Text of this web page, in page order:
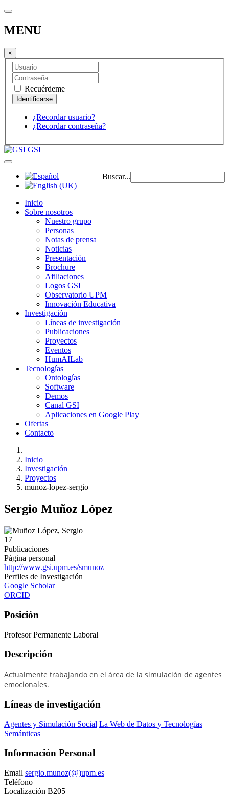
MENU
×
Recuérdeme
¿Recordar usuario?
¿Recordar contraseña?
GSI
Buscar...
Inicio
Sobre nosotros
Nuestro grupo
Personas
Notas de prensa
Noticias
Presentación
Brochure
Afiliaciones
Logos GSI
Observatorio UPM
Innovación Educativa
Investigación
Líneas de investigación
Publicaciones
Proyectos
Eventos
HumAILab
Tecnologías
Ontologías
Software
Demos
Canal GSI
Aplicaciones en Google Play
Ofertas
Contacto
Inicio
Investigación
Proyectos
munoz-lopez-sergio
Sergio Muñoz López
17
Publicaciones
Página personal
http://www.gsi.upm.es/smunoz
Perfiles de Investigación
Google Scholar
ORCID
Posición
Profesor Permanente Laboral
Descripción
Actualmente trabajando en el área de la simulación de agentes
emocionales.
Líneas de investigación
Agentes y Simulación Social La Web de Datos y Tecnologías
Semánticas
Información Personal
Email sergio.munoz(@)upm.es
Teléfono
Localización B205